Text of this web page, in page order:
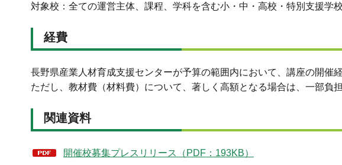
対象校：全ての運営主体、課程、学科を含む小・中・高校・特別支援学校
経費
長野県産業人材育成支援センターが予算の範囲内において、講座の開催
ただし、教材費（材料費）について、著しく高額となる場合は、一部負
関連資料
開催校募集プレスリリース（PDF：193KB）